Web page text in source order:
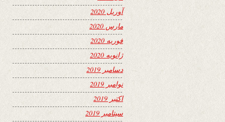
آوریل 2020
مارس 2020
فوریه 2020
ژانویه 2020
دسامبر 2019
نوامبر 2019
اکتبر 2019
سپتامبر 2019